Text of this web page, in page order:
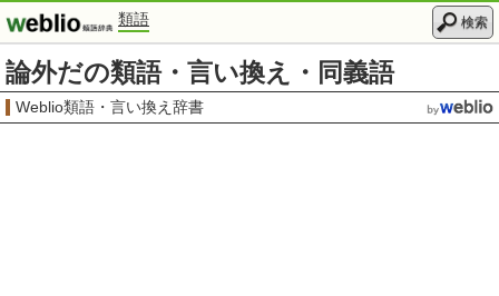
類語 検索
論外だの類語・言い換え・同義語
Weblio類語・言い換え辞書